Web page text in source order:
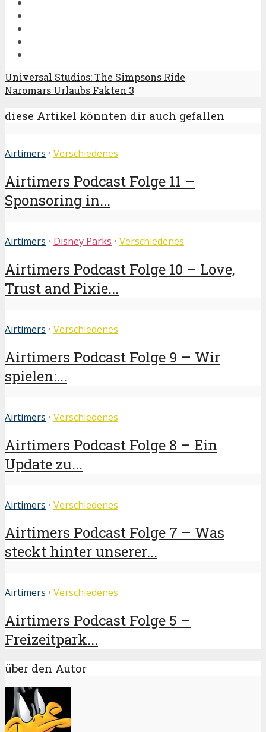
Universal Studios: The Simpsons Ride
Naromars Urlaubs Fakten 3
diese Artikel könnten dir auch gefallen
Airtimers • Verschiedenes
Airtimers Podcast Folge 11 –
Sponsoring in...
Airtimers • Disney Parks • Verschiedenes
Airtimers Podcast Folge 10 – Love,
Trust and Pixie...
Airtimers • Verschiedenes
Airtimers Podcast Folge 9 – Wir
spielen:...
Airtimers • Verschiedenes
Airtimers Podcast Folge 8 – Ein
Update zu...
Airtimers • Verschiedenes
Airtimers Podcast Folge 7 – Was
steckt hinter unserer...
Airtimers • Verschiedenes
Airtimers Podcast Folge 5 –
Freizeitpark...
über den Autor